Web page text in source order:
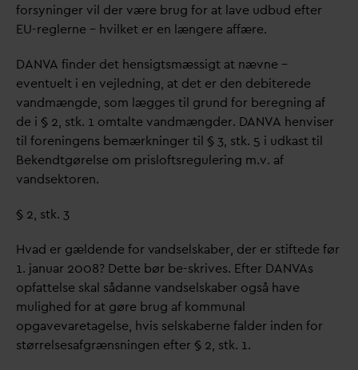
forsyninger vil der være brug for at lave udbud efter
EU-reglerne – hvilket er en længere affære.
DANVA finder det hensigtsmæssigt at nævne –
eventuelt i en vejledning, at det er den debiterede
vandmængde, som lægges til grund for beregning af
de i § 2, stk. 1 omtalte vandmængder. DANVA henviser
til foreningens bemærkninger til § 3, stk. 5 i udkast til
Bekendtgørelse om prisloftsregulering m.v. af
vandsektoren.
§ 2, stk. 3
Hvad er gældende for vandselskaber, der er stiftede før
1. januar 2008? Dette bør be-skrives. Efter DANVAs
opfattelse skal sådanne vandselskaber også have
mulighed for at gøre brug af kommunal
opgavevaretagelse, hvis selskaberne falder inden for
størrelsesafgrænsningen efter § 2, stk. 1.